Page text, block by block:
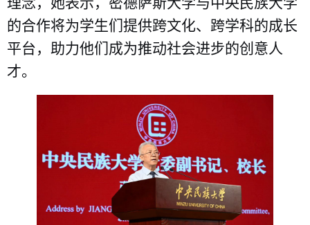
的合作将为学生们提供跨文化、跨学科的成长
平台，助力他们成为推动社会进步的创意人
才。